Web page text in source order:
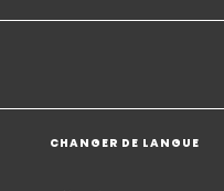
Logistique à valeur ajoutée
devis
expertCHANGER DE LANGUE